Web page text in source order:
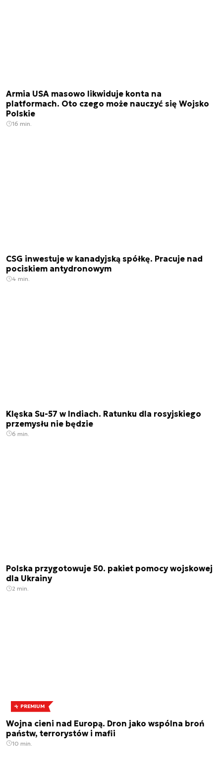
Armia USA masowo likwiduje konta na
platformach. Oto czego może nauczyć się Wojsko
Polskie
16 min.
CSG inwestuje w kanadyjską spółkę. Pracuje nad
pociskiem antydronowym
4 min.
Klęska Su-57 w Indiach. Ratunku dla rosyjskiego
przemysłu nie będzie
6 min.
Polska przygotowuje 50. pakiet pomocy wojskowej
dla Ukrainy
2 min.
PREMIUM
Wojna cieni nad Europą. Dron jako wspólna broń
państw, terrorystów i mafii
10 min.